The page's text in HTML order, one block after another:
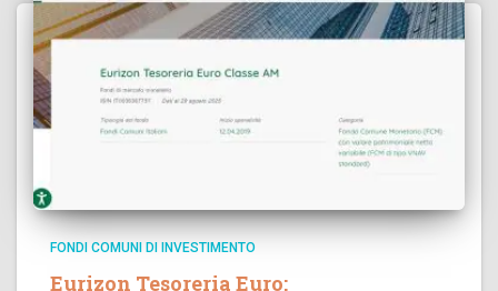
FONDI COMUNI DI INVESTIMENTO
Eurizon Tesoreria Euro: